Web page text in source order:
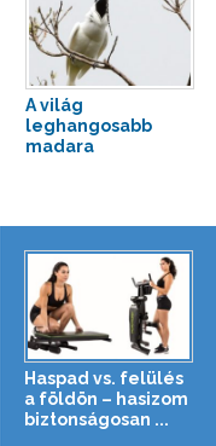
A világ
leghangosabb
madara
Haspad vs. felülés
a földön – hasizom
biztonságosan ...